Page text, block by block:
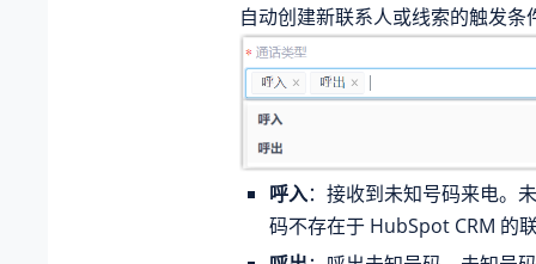
自动创建新联系人或线索的触发条
呼入：接收到未知号码来电。
码不存在于 HubSpot CRM 的